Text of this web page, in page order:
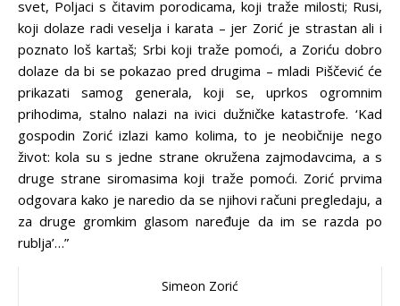
svet, Poljaci s čitavim porodicama, koji traže milosti; Rusi,
koji dolaze radi veselja i karata – jer Zorić je strastan ali i
poznato loš kartaš; Srbi koji traže pomoći, a Zoriću dobro
dolaze da bi se pokazao pred drugima – mladi Piščević će
prikazati samog generala, koji se, uprkos ogromnim
prihodima, stalno nalazi na ivici dužničke katastrofe. ‘Kad
gospodin Zorić izlazi kamo kolima, to je neobičnije nego
život: kola su s jedne strane okružena zajmodavcima, a s
druge strane siromasima koji traže pomoći. Zorić prvima
odgovara kako je naredio da se njihovi računi pregledaju, a
za druge gromkim glasom naređuje da im se razda po
rublja’…”
Simeon Zorić